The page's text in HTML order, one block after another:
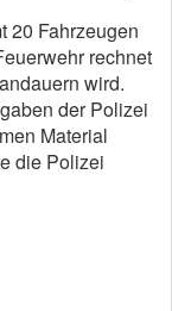
20 Fahrzeugen
rechnet
wird.
der Polizei
Material
die Polizei